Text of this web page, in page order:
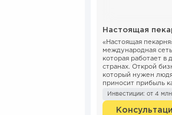
Настоящая
«Настоящая
международная
которая работает в
странах. Открой
который нужен
приносит прибыль
день. Зарабатывай
000 р. с п...
Инвестиции: от 4